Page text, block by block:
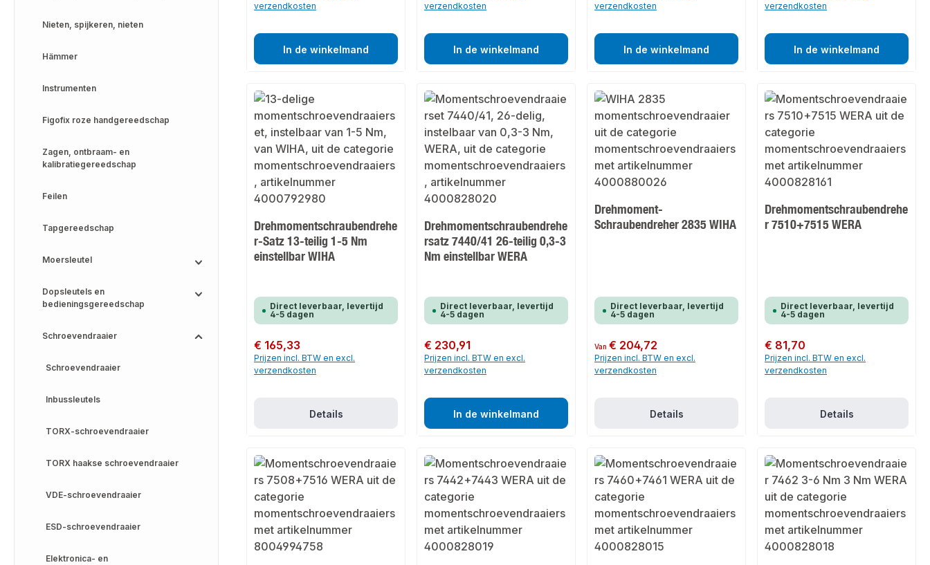
Nieten, spijkeren, nieten
Hämmer
Instrumenten
Figofix roze handgereedschap
Zagen, ontbraam- en
kalibratiegereedschap
Feilen
Tapgereedschap
Moersleutel
Dopsleutels en
bedieningsgereedschap
Schroevendraaier
Schroevendraaier
Inbussleutels
TORX-schroevendraaier
TORX haakse schroevendraaier
VDE-schroevendraaier
ESD-schroevendraaier
Elektronica- en
verzendkosten
In de winkelmand
verzendkosten
In de winkelmand
verzendkosten
In de winkelmand
verzendkosten
In de winkelmand
Drehmomentschraubendrehe
r-Satz 13-teilig 1-5 Nm
einstellbar WIHA
Direct leverbaar, levertijd
4-5 dagen
Normale prijs:
€ 165,33
Prijzen incl. BTW en excl.
verzendkosten
Details
Drehmomentschraubendrehe
rsatz 7440/41 26-teilig 0,3-3
Nm einstellbar WERA
Direct leverbaar, levertijd
4-5 dagen
Normale prijs:
€ 230,91
Prijzen incl. BTW en excl.
verzendkosten
In de winkelmand
Drehmoment-
Schraubendreher 2835 WIHA
Direct leverbaar, levertijd
4-5 dagen
Normale prijs:
Van€ 204,72
Prijzen incl. BTW en excl.
verzendkosten
Details
Drehmomentschraubendrehe
r 7510+7515 WERA
Direct leverbaar, levertijd
4-5 dagen
Normale prijs:
€ 81,70
Prijzen incl. BTW en excl.
verzendkosten
Details